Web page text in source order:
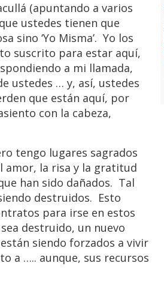
(apuntando a varios
ustedes tienen que
sino ‘Yo Misma’. Yo los
suscrito para estar aquí,
a mi llamada,
ustedes … y, así, ustedes
que están aquí, por
con la cabeza,
tengo lugares sagrados
amor, la risa y la gratitud
han sido dañados. Tal
destruidos. Esto
para irse en estos
destruido, un nuevo
siendo forzados a vivir
a ….. aunque, sus recursos